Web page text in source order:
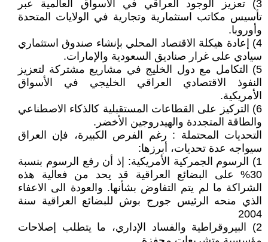
3) تعزيز الوجود العراقي في الأسواق العالمية عبر
تأسيس مكاتب استثمارية وتجارية في الولايات المتحدة
وأوروبا.
4) إعادة هيكلة الاقتصاد المحلي بإنشاء صندوق استثماري
سيادي على غرار صناديق السعودية والإمارات.
5) التكامل مع دول الخليج في مشاريع مشتركة لتعزيز
النفوذ الاقتصادي العراقي الخليجي في الأسواق
الأمريكية.
6) التركيز على القطاعات المستقبلية كالذكاء الاصطناعي
والطاقة المتجددة والهيدروجين الأخضر.
التحديات المحتملة : رغم الفرص الكبيرة، فإن العراق
سيواجه عدة تحديات، أبرزها:
1) الرسوم الجمركية الأمريكية: إذ أن رفع الرسوم بنسبة
30% على البضائع العراقية قد يحد من فعالية هذه
الشراكة ما لم يتم التفاوض بشأنها. والعودة الى الاعفاء
الذي منحه الرئيس جورج بوش للبضائع العراقية سنة
2004
2) البيروقراطية والفساد الإداري، ما يتطلب إصلاحات